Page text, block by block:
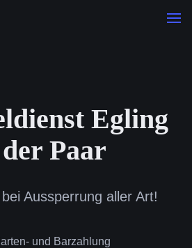
Egling
Paar
Aussperrung aller Art!
und Barzahlung